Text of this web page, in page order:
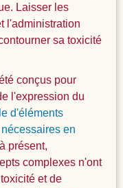
Laisser les
l'administration
sa toxicité
conçus pour
l'expression du
d'éléments
en
présent,
complexes n'ont
et de